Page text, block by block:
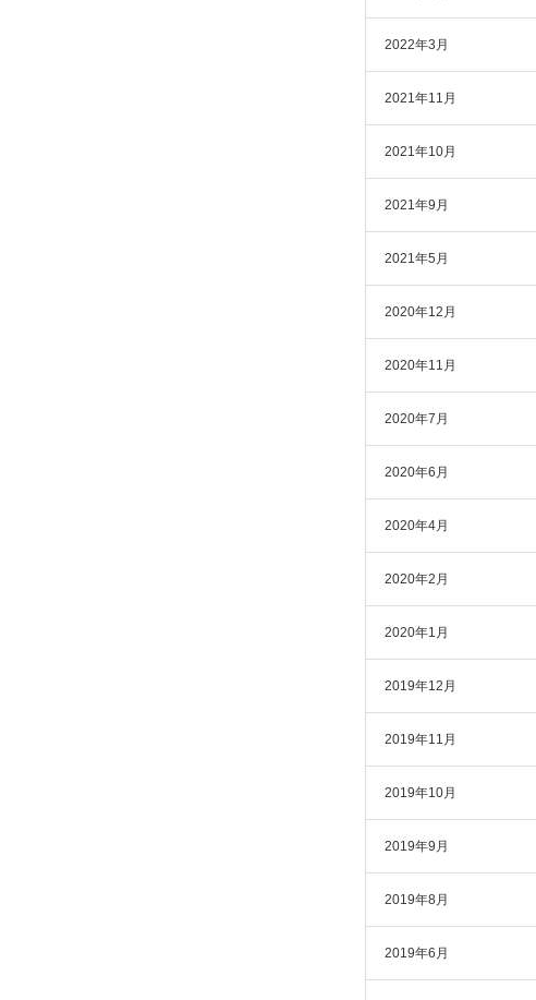
2022年3月
2021年11月
2021年10月
2021年9月
2021年5月
2020年12月
2020年11月
2020年7月
2020年6月
2020年4月
2020年2月
2020年1月
2019年12月
2019年11月
2019年10月
2019年9月
2019年8月
2019年6月